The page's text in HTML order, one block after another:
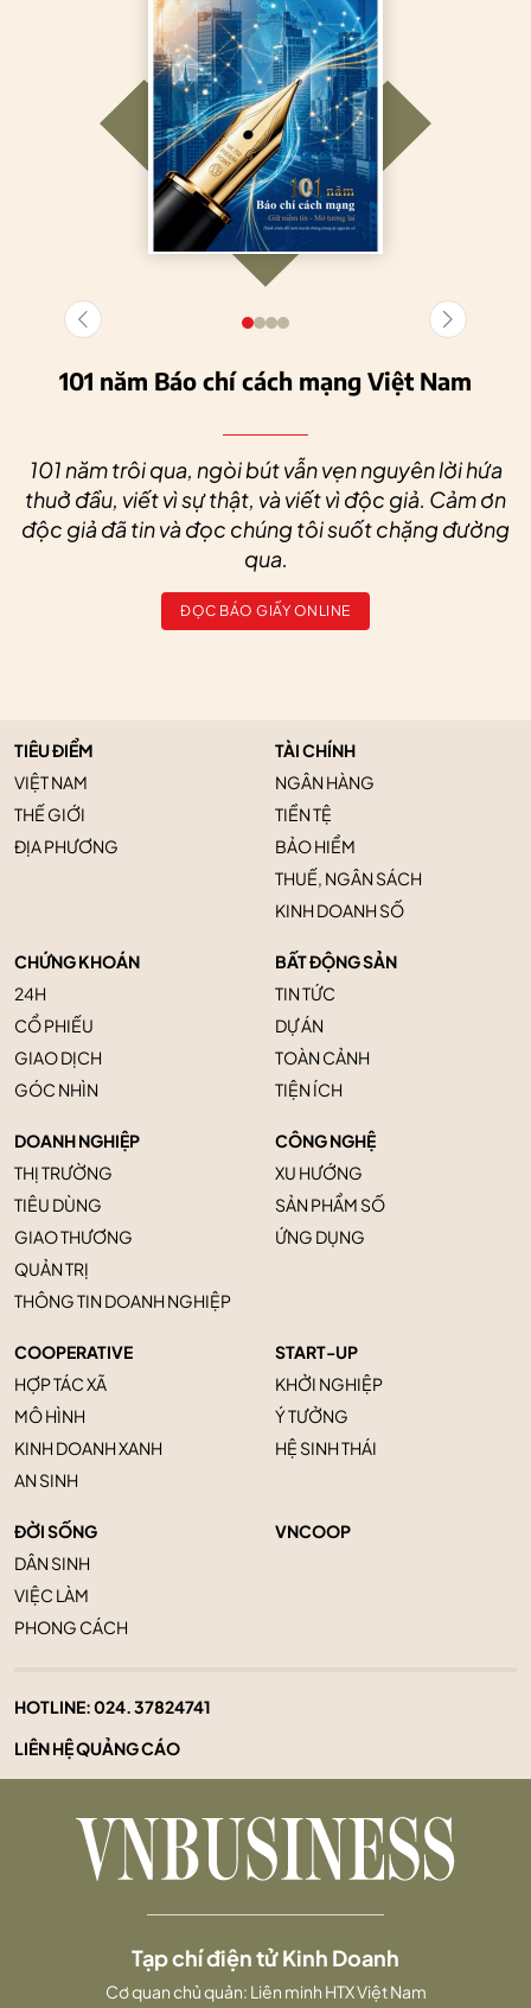
101 năm Báo chí cách mạng Việt Nam
101 năm trôi qua, ngòi bút vẫn vẹn nguyên lời hứa
thuở đầu, viết vì sự thật, và viết vì độc giả. Cảm ơn
độc giả đã tin và đọc chúng tôi suốt chặng đường
qua.
ĐỌC BÁO GIẤY ONLINE
TIÊU ĐIỂM
VIỆT NAM
THẾ GIỚI
ĐỊA PHƯƠNG
TÀI CHÍNH
NGÂN HÀNG
TIỀN TỆ
BẢO HIỂM
THUẾ, NGÂN SÁCH
KINH DOANH SỐ
CHỨNG KHOÁN
24H
CỔ PHIẾU
GIAO DỊCH
GÓC NHÌN
BẤT ĐỘNG SẢN
TIN TỨC
DỰ ÁN
TOÀN CẢNH
TIỆN ÍCH
DOANH NGHIỆP
THỊ TRƯỜNG
TIÊU DÙNG
GIAO THƯƠNG
QUẢN TRỊ
THÔNG TIN DOANH NGHIỆP
CÔNG NGHỆ
XU HƯỚNG
SẢN PHẨM SỐ
ỨNG DỤNG
COOPERATIVE
HỢP TÁC XÃ
MÔ HÌNH
KINH DOANH XANH
AN SINH
START-UP
KHỞI NGHIỆP
Ý TƯỞNG
HỆ SINH THÁI
ĐỜI SỐNG
DÂN SINH
VIỆC LÀM
PHONG CÁCH
VNCOOP
HOTLINE:024. 37824741
LIÊN HỆ QUẢNG CÁO
Tạp chí điện tử Kinh Doanh
Cơ quan chủ quản: Liên minh HTX Việt Nam